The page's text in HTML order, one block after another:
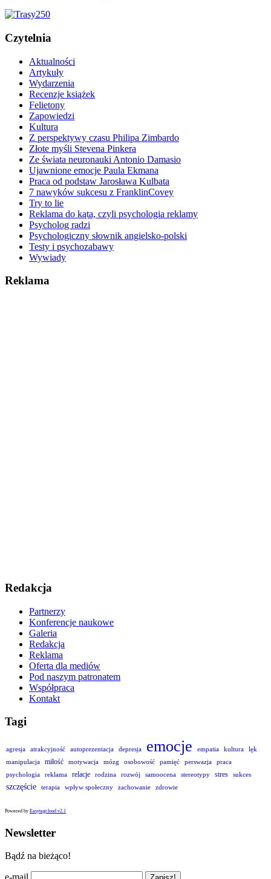
Czytelnia
Aktualności
Artykuły
Wydarzenia
Recenzje książek
Felietony
Zapowiedzi
Kultura
Z perspektywy czasu Philipa Zimbardo
Złote myśli Stevena Pinkera
Ze świata neuronauki Antonio Damasio
Ujawnione emocje Paula Ekmana
Praca od podstaw Jarosława Kulbata
7 nawyków sukcesu z FranklinCovey
Try to lie
Reklama do kąta, czyli psychologia reklamy
Psycholog radzi
Psychologiczny słownik angielsko-polski
Testy i psychozabawy
Wywiady
Reklama
Redakcja
Partnerzy
Konferencje naukowe
Galeria
Redakcja
Reklama
Oferta dla mediów
Pod naszym patronatem
Współpraca
Kontakt
Tagi
agresja atrakcyjność autoprezentacja depresja emocje empatia kultura
lęk
manipulacja
miłość motywacja mózg osobowość pamięć perswazja
praca
psychologia
reklama relacje rodzina rozwój samoocena stereotypy stres sukces
szczęście terapia wpływ społeczny zachowanie zdrowie
Powered by Easytagcloud v2.1
Newsletter
Bądź na bieżąco!